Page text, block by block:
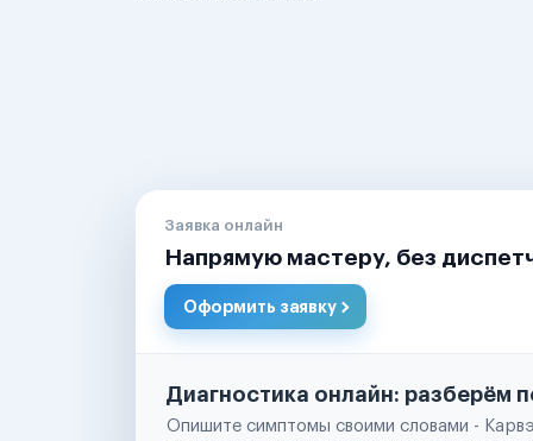
Заявка онлайн
Напрямую мастеру, без
Оформить заявку
Диагностика онлайн: разберём
Опишите симптомы своими словами -